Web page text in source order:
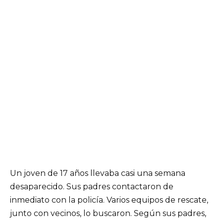
Un joven de 17 años llevaba casi una semana
desaparecido. Sus padres contactaron de
inmediato con la policía. Varios equipos de rescate,
junto con vecinos, lo buscaron. Según sus padres,